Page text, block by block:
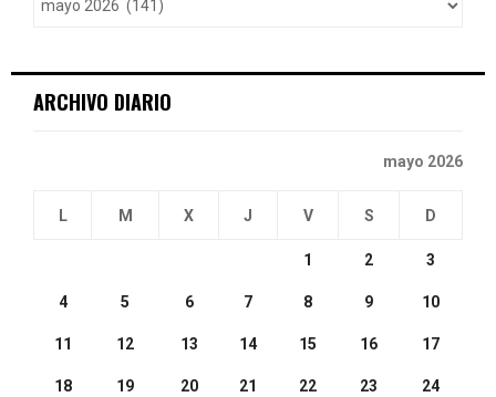
ARCHIVO DIARIO
mayo 2026
L M X J V S D
1 2 3
4 5 6 7 8 9 10
11 12 13 14 15 16 17
18 19 20 21 22 23 24